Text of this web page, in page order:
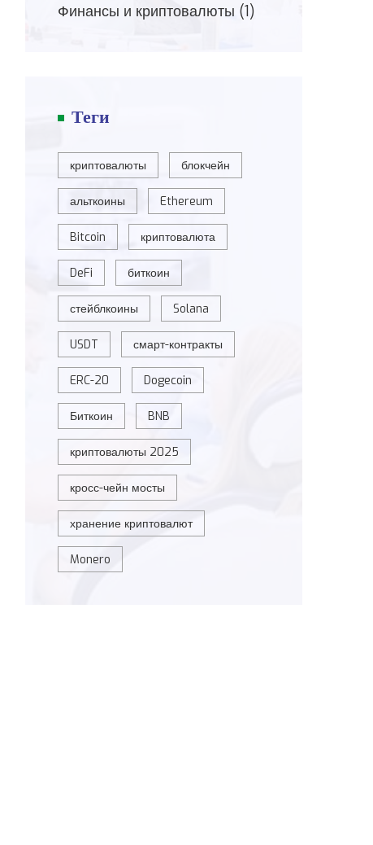
Финансы и криптовалюты (1)
Теги
криптовалюты блокчейн
альткоины Ethereum
Bitcoin криптовалюта
DeFi биткоин
стейблкоины Solana
USDT смарт-контракты
ERC-20 Dogecoin
Биткоин BNB
криптовалюты 2025
кросс-чейн мосты
хранение криптовалют
Monero